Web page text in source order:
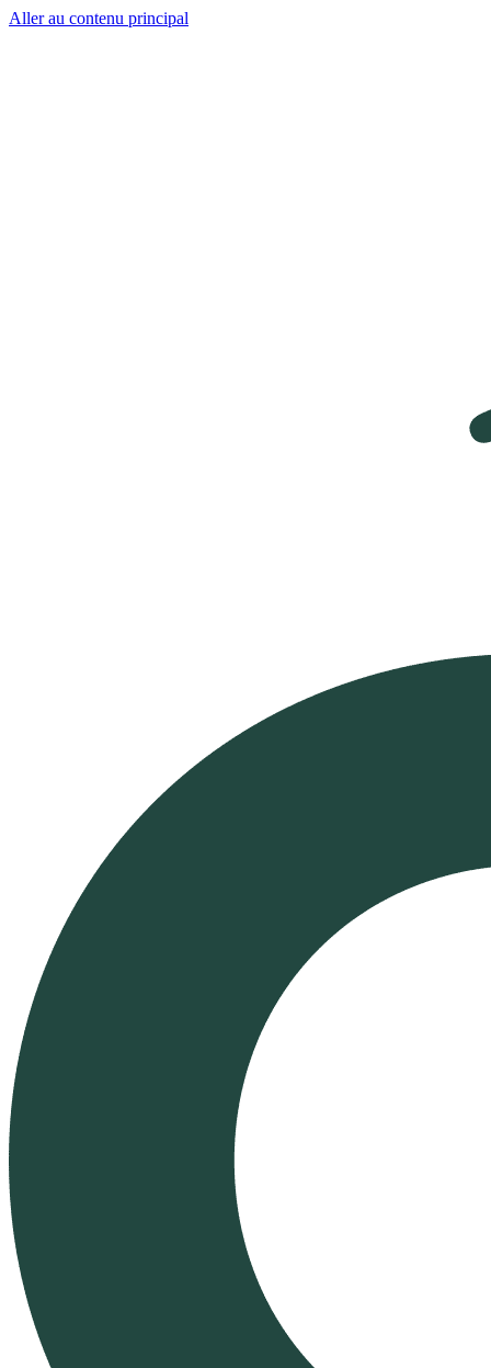
Aller au contenu principal